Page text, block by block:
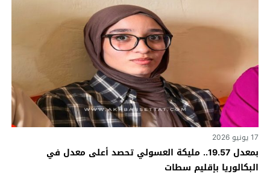
17 يونيو 2026
بمعدل 19.57.. مليكة العسولي تحصد أعلى معدل في
البكالوريا بإقليم سطات